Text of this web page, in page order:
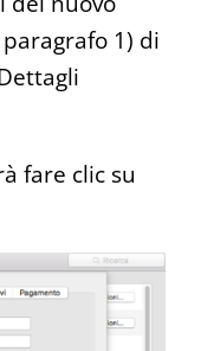
1) di
fare clic su